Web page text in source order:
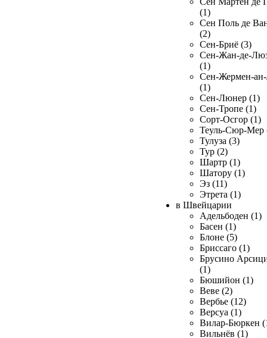
(1)
Сен Поль де
(2)
Сен-Бриё (3)
Сен-Жан-де-
(1)
Сен-Жермен-
(1)
Сен-Люнер (1)
Сен-Тропе (1)
Сорт-Осгор (1)
Теуль-Сюр-Мер
Тулуза (3)
Тур (2)
Шартр (1)
Шатору (1)
Эз (11)
Этрета (1)
в Швейцарии
Адельбоден (1)
Басен (1)
Блоне (5)
Бриссаго (1)
Брусино
(1)
Бюшийон (1)
Веве (2)
Вербье (12)
Версуа (1)
Вилар-Бюркен
Вильнёв (1)